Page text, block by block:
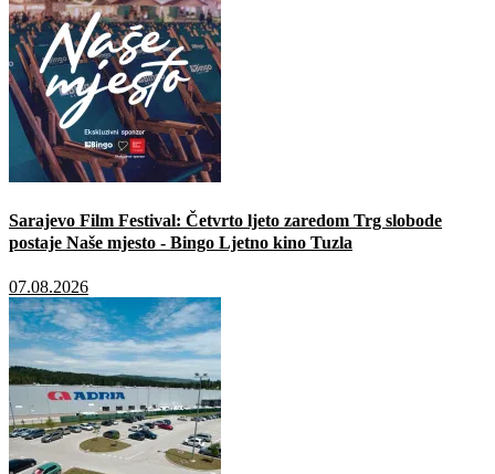
Sarajevo Film Festival: Četvrto ljeto zaredom Trg slobode
postaje Naše mjesto - Bingo Ljetno kino Tuzla
07.08.2026